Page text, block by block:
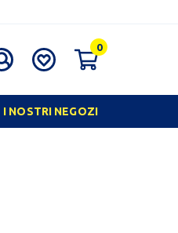
0
I NOSTRI NEGOZI